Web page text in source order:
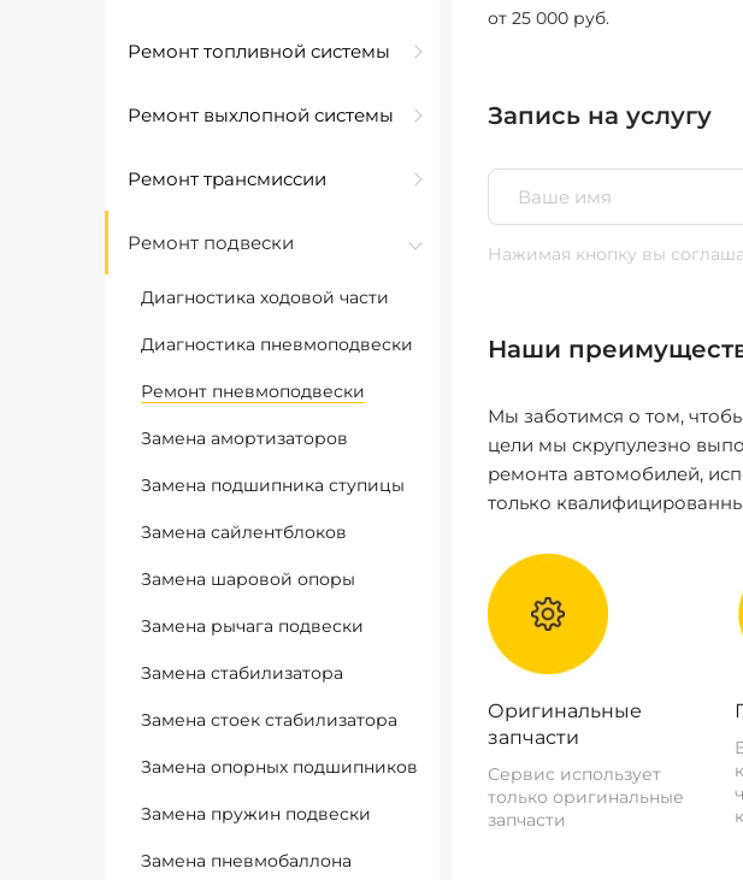
Ремонт топливной системы
Ремонт выхлопной системы
Ремонт трансмиссии
Ремонт подвески
Диагностика ходовой части
Диагностика пневмоподвески
Ремонт пневмоподвески
Замена амортизаторов
Замена подшипника ступицы
Замена сайлентблоков
Замена шаровой опоры
Замена рычага подвески
Замена стабилизатора
Замена стоек стабилизатора
Замена опорных подшипников
Замена пружин подвески
Замена пневмобаллона
от 25 000 руб.
Запись на услугу
Нажимая кнопку вы
Наши
Мы заботимся о том,
цели мы скрупулезно
ремонта автомобилей,
только
Оригинальные
запчасти
Сервис использует
только оригинальные
запчасти